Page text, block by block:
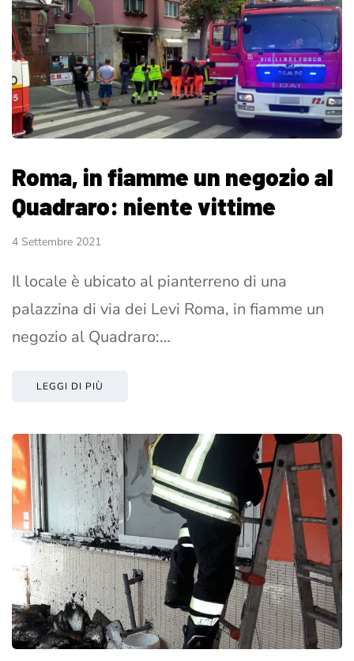
Roma, in fiamme un negozio al
Quadraro: niente vittime
4 Settembre 2021
Il locale è ubicato al pianterreno di una
palazzina di via dei Levi Roma, in fiamme un
negozio al Quadraro:…
LEGGI DI PIÙ